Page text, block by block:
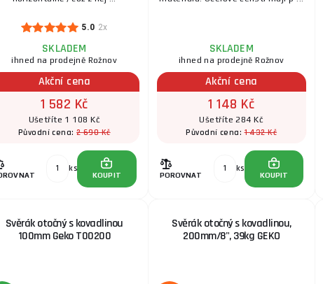
5.0 2x
SKLADEM
ihned na prodejně Rožnov
Akční cena
1 582 Kč
Ušetříte 1 108 Kč
Původní cena:2 690 Kč
ks
KOUPIT
SKLADEM
ihned na prodejně Rožnov
Akční cena
1 148 Kč
Ušetříte 284 Kč
Původní cena:1 432 Kč
POROVNAT
ks
KOUPIT
Svěrák otočný s kovadlinou
100mm Geko T00200
Svěrák otočný s kovadlinou,
200mm/8", 39kg GEKO